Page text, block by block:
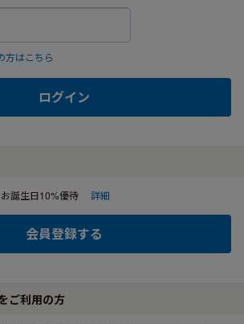
方はこちら
ログイン
誕生日10%優待 詳細
会員登録する
ご利用の方